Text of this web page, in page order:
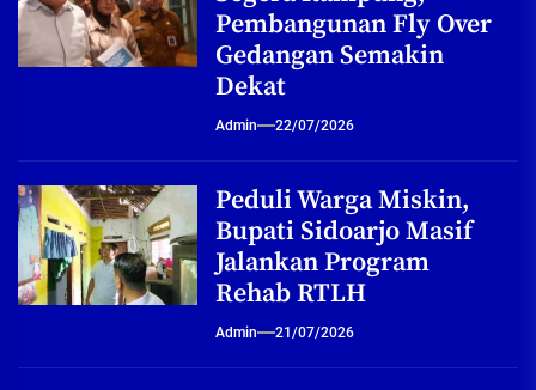
Pembangunan Fly Over
Gedangan Semakin
Dekat
Admin 22/07/2026
Peduli Warga Miskin,
Bupati Sidoarjo Masif
Jalankan Program
Rehab RTLH
Admin 21/07/2026